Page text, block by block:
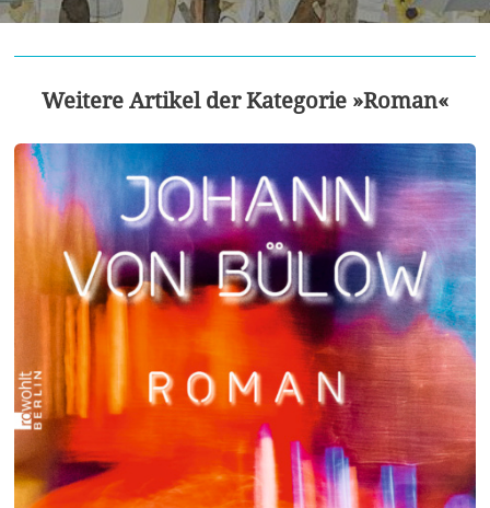
Weitere Artikel der Kategorie »Roman«